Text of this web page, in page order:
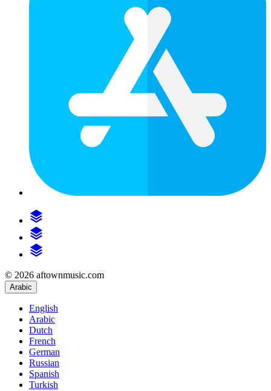
© 2026 aftownmusic.com
Arabic
English
Arabic
Dutch
French
German
Russian
Spanish
Turkish